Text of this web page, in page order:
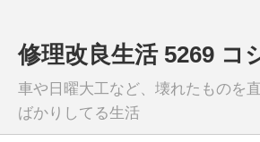
修理改良生活 5269 コ
車や日曜大工など、壊れたものを
ばかりしてる生活